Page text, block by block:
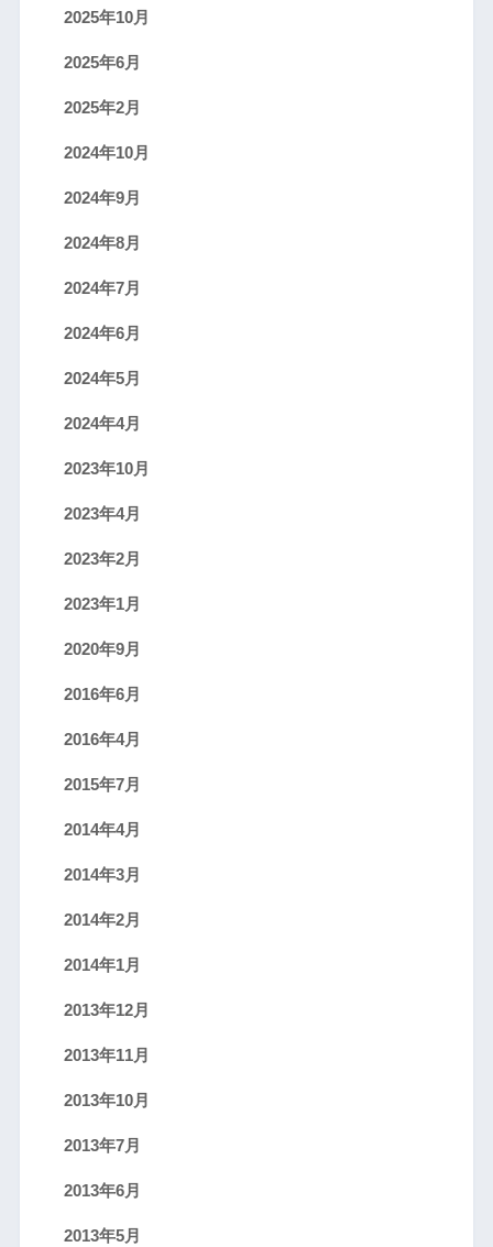
2025年10月
2025年6月
2025年2月
2024年10月
2024年9月
2024年8月
2024年7月
2024年6月
2024年5月
2024年4月
2023年10月
2023年4月
2023年2月
2023年1月
2020年9月
2016年6月
2016年4月
2015年7月
2014年4月
2014年3月
2014年2月
2014年1月
2013年12月
2013年11月
2013年10月
2013年7月
2013年6月
2013年5月